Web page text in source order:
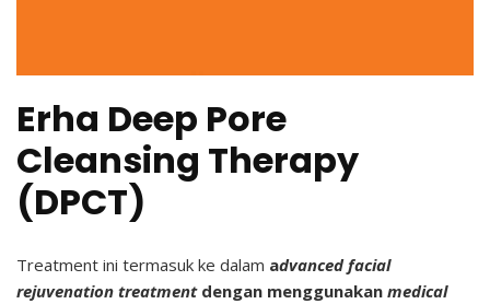
Erha Deep Pore
Cleansing Therapy
(DPCT)
Treatment ini termasuk ke dalam advanced facial
rejuvenation treatment dengan menggunakan medical